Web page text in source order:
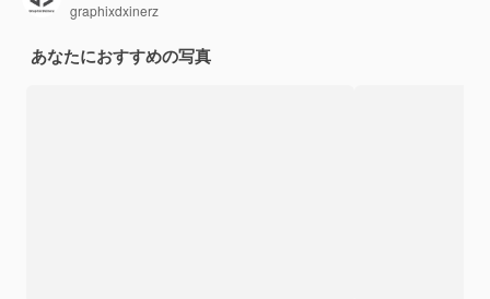
graphixdxinerz
あなたにおすすめの写真